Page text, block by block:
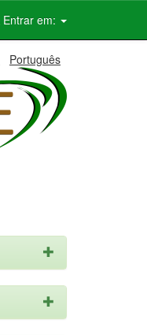
Entrar em:
Português